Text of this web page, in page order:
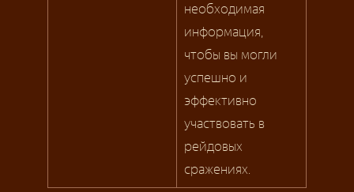
необходимая
информация,
чтобы вы могли
успешно и
эффективно
участвовать в
рейдовых
сражениях.